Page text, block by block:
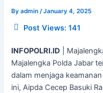
Byadmin /January 4, 2025
Post Views: 141
INFOPOLRI.ID |
Majalengka Polda Jabar
dalam menjaga
ini, Aipda Cecep Basuki